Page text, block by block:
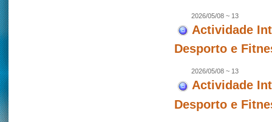
2026/05/08 ~ 13
Actividade
Desporto e
2026/05/08 ~ 13
Actividade
Desporto e